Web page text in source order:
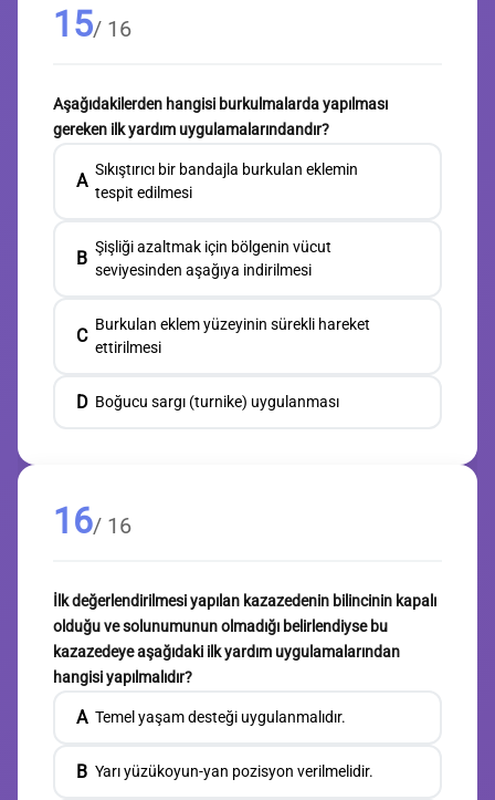
15/ 16
Aşağıdakilerden hangisi burkulmalarda yapılması
gereken ilk yardım uygulamalarındandır?
A
Sıkıştırıcı bir bandajla burkulan eklemin
tespit edilmesi
B
Şişliği azaltmak için bölgenin vücut
seviyesinden aşağıya indirilmesi
C
Burkulan eklem yüzeyinin sürekli hareket
ettirilmesi
D Boğucu sargı (turnike) uygulanması
16/ 16
İlk değerlendirilmesi yapılan kazazedenin bilincinin kapalı
olduğu ve solunumunun olmadığı belirlendiyse bu
kazazedeye aşağıdaki ilk yardım uygulamalarından
hangisi yapılmalıdır?
A Temel yaşam desteği uygulanmalıdır.
B Yarı yüzükoyun-yan pozisyon verilmelidir.